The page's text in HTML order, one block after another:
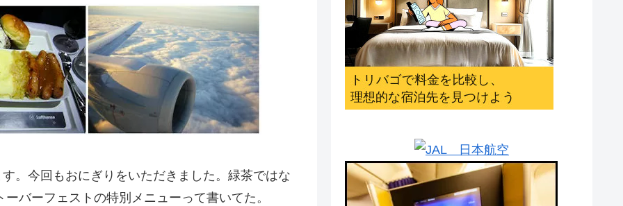
。今回もおにぎりをいただきました。緑茶ではな
バーフェストの特別メニューって書いてた。